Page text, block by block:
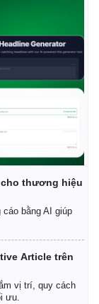
thương hiệu
bằng AI giúp
Article trên
vị trí, quy cách
ưu.